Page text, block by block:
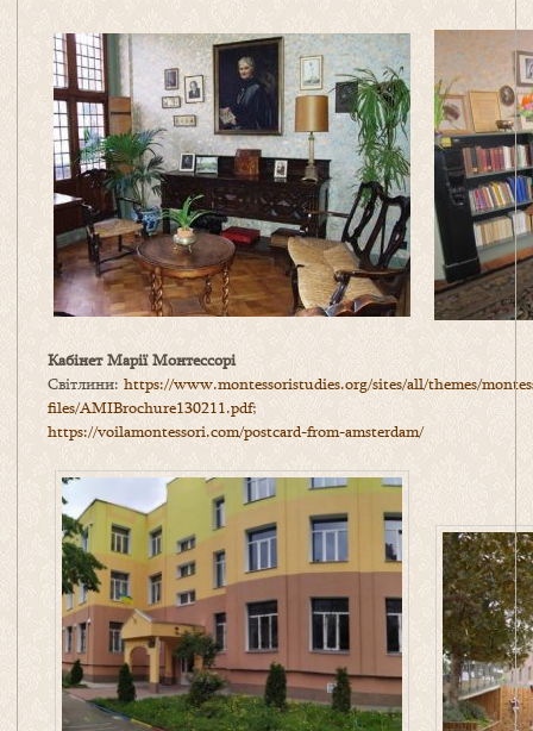
Кабінет Марії Монтессорі
Світлини: https://www.montessoristudies.org/sites/all/themes/
files/AMIBrochure130211.pdf;
https://voilamontessori.com/postcard-from-amsterdam/